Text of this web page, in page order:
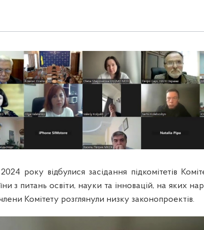
року відбулися засідання підкомітетів
з питань освіти, науки та інновацій, на яких н
Комітету розглянули низку законопроектів.